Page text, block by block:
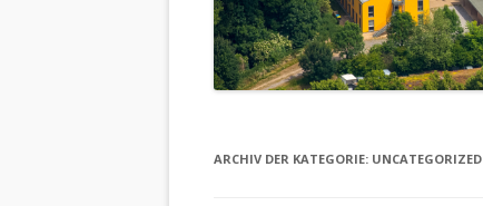
ARCHIV DER KATEGORIE: UNCATEGORIZED